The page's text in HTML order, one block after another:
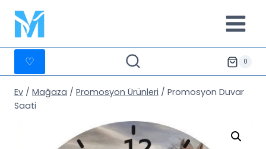
İçeriğe
geç
♡ 0
Ev / Mağaza / Promosyon Ürünleri / Promosyon Duvar
Saati